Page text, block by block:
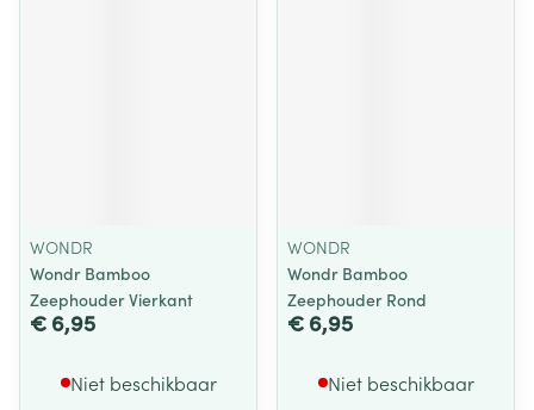
WONDR
Wondr Bamboo
Zeephouder Vierkant
€ 6,95
Niet beschikbaar
WONDR
Wondr Bamboo
Zeephouder Rond
€ 6,95
Niet beschikbaar